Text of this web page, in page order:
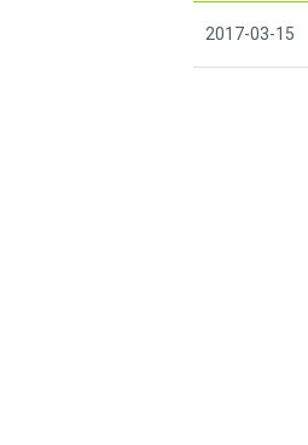
2017-03-15